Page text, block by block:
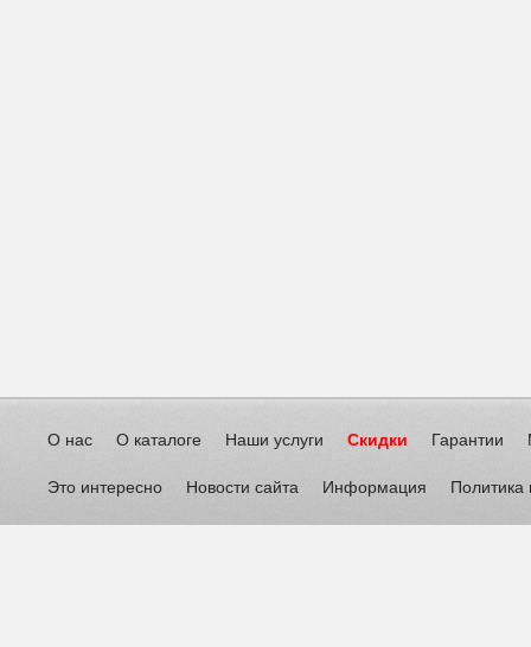
О нас О каталоге Наши услуги Скидки Гарантии
Это интересно Новости сайта Информация Политика